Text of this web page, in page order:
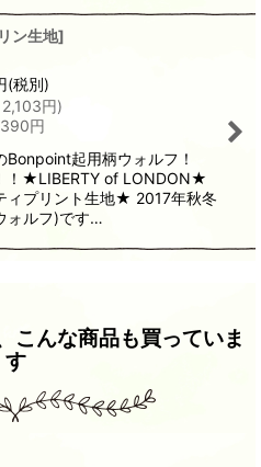
ン生地]
(税別)
2,103円)
円
Bonpoint起用柄ウォルフ！
！★LIBERTY of LONDON★
ィプリント生地★ 2017年秋冬
ォルフ)です…
こんな商品も買っていま
す